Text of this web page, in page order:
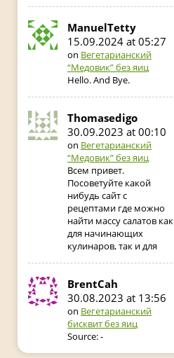
ManuelTetty
15.09.2024 at 05:27
on Вегетарианский
“Медовик” без яиц
Hello. And Bye.
Thomasedigo
30.09.2023 at 00:10
on Вегетарианский
“Медовик” без яиц
Всем привет.
Посоветуйте какой
нибудь сайт с
рецептами где можно
найти массу салатов как
для начинающих
кулинаров, так и для
BrentCah
30.08.2023 at 13:56
on Вегетарианский
бисквит без яиц
Source: -